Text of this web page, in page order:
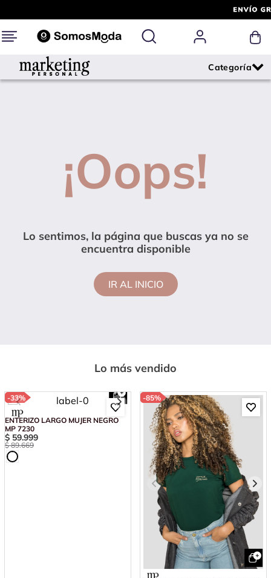
¡Oops!
Lo sentimos, la página que buscas ya no se
encuentra disponible
IR AL INICIO
Lo más vendido
-33%
ENTERIZO LARGO MUJER NEGRO
MP 7230
$ 59.999
$ 89.669
-85%